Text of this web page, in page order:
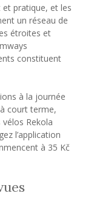
pratique, et les
un réseau de
étroites et
constituent
à la journée
court terme,
Rekola
l’application
à 35 Kč